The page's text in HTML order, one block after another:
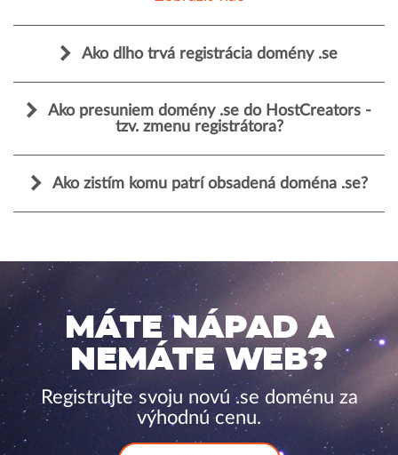
Ako dlho trvá registrácia domény .se
Ako presuniem domény .se do HostCreators -
tzv. zmenu registrátora?
Ako zistím komu patrí obsadená doména .se?
MÁTE NÁPAD A
NEMÁTE WEB?
Registrujte svoju novú .se doménu za
výhodnú cenu.